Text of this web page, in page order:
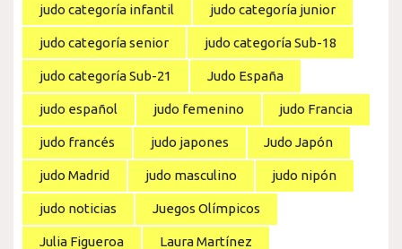
judo categoría infantil judo categoría junior
judo categoría senior judo categoría Sub-18
judo categoría Sub-21 Judo España
judo español judo femenino judo Francia
judo francés judo japones Judo Japón
judo Madrid judo masculino judo nipón
judo noticias Juegos Olímpicos
Julia Figueroa Laura Martínez